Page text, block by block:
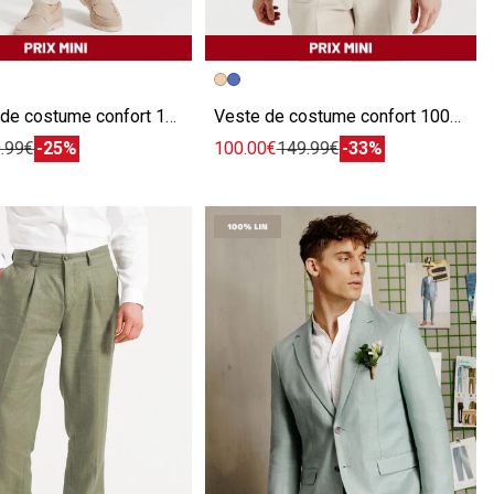
Pantalon de costume confort 100% lin
-25%
Image précédente
Image suivante
Veste de costume confort 100% lin
100.00€149.99€-33%